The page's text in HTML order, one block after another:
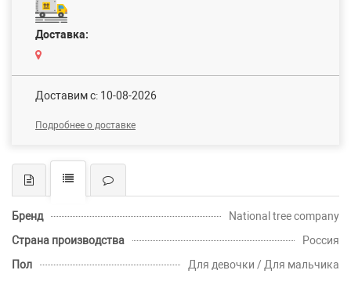
Доставка:
Доставим c: 10-08-2026
Подробнее о доставке
Бренд
National tree company
Страна производства
Россия
Пол
Для девочки / Для мальчика